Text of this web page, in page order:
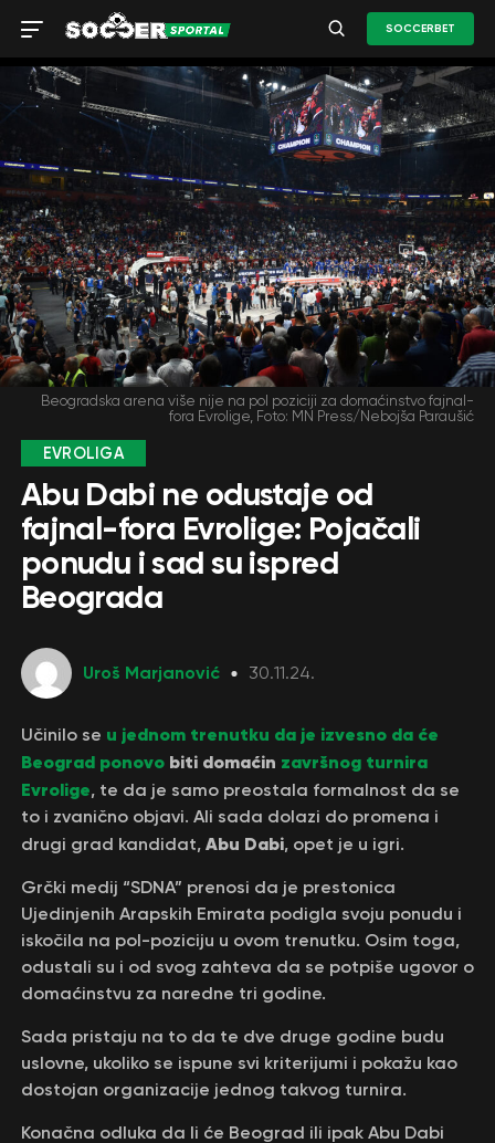
SOCCERBET
Beogradska arena više nije na pol poziciji za domaćinstvo fajnal-
fora Evrolige, Foto: MN Press/Nebojša Paraušić
EVROLIGA
Abu Dabi ne odustaje od
fajnal-fora Evrolige: Pojačali
ponudu i sad su ispred
Beograda
Uroš Marjanović 30.11.24.
Učinilo se u jednom trenutku da je izvesno da će
Beograd ponovo biti domaćin završnog turnira
Evrolige, te da je samo preostala formalnost da se
to i zvanično objavi. Ali sada dolazi do promena i
drugi grad kandidat, Abu Dabi, opet je u igri.
Grčki medij “SDNA” prenosi da je prestonica
Ujedinjenih Arapskih Emirata podigla svoju ponudu i
iskočila na pol-poziciju u ovom trenutku. Osim toga,
odustali su i od svog zahteva da se potpiše ugovor o
domaćinstvu za naredne tri godine.
Sada pristaju na to da te dve druge godine budu
uslovne, ukoliko se ispune svi kriterijumi i pokažu kao
dostojan organizacije jednog takvog turnira.
Konačna odluka da li će Beograd ili ipak Abu Dabi